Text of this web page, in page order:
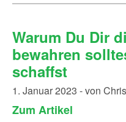
Warum Du Dir
bewahren
schaffst
1. Januar 2023 - von
Zum Artikel